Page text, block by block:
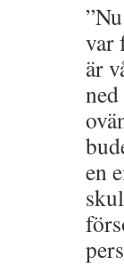
var
är
en